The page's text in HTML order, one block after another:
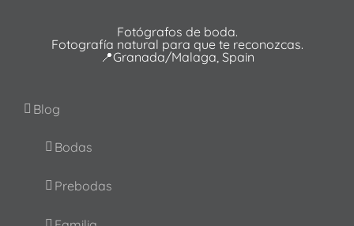
Fotógrafos de boda.
Fotografía natural para que te reconozcas.
📍Granada/Malaga, Spain
Blog
Bodas
Prebodas